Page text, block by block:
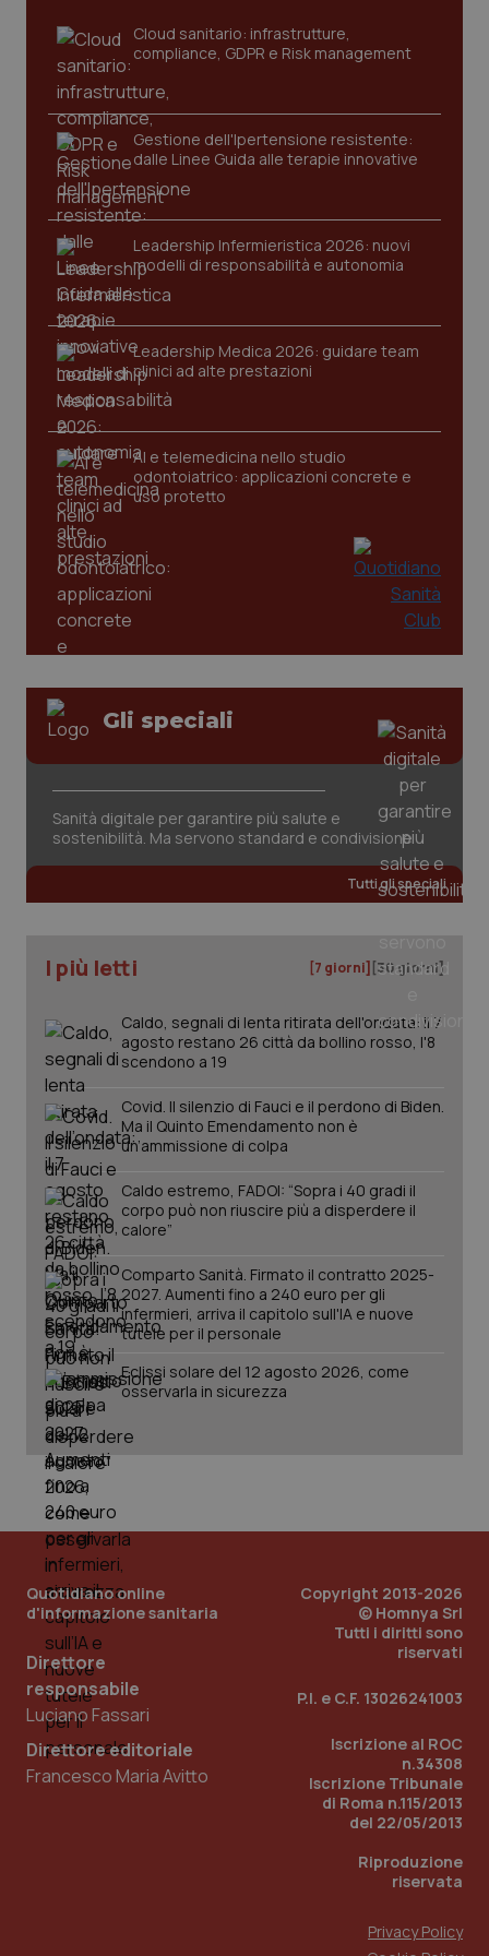
Cloud sanitario: infrastrutture,
compliance, GDPR e Risk management
Gestione dell'Ipertensione resistente:
dalle Linee Guida alle terapie innovative
Leadership Infermieristica 2026: nuovi
modelli di responsabilità e autonomia
Leadership Medica 2026: guidare team
clinici ad alte prestazioni
AI e telemedicina nello studio
odontoiatrico: applicazioni concrete e
uso protetto
Gli speciali
Sanità digitale per garantire più salute e
sostenibilità. Ma servono standard e condivisione
Tutti gli speciali
I più letti [7 giorni] [30 giorni]
Caldo, segnali di lenta ritirata dell'ondata: il 7
agosto restano 26 città da bollino rosso, l'8
scendono a 19
Covid. Il silenzio di Fauci e il perdono di Biden.
Ma il Quinto Emendamento non è
un’ammissione di colpa
Caldo estremo, FADOI: “Sopra i 40 gradi il
corpo può non riuscire più a disperdere il
calore”
Comparto Sanità. Firmato il contratto 2025-
2027. Aumenti fino a 240 euro per gli
infermieri, arriva il capitolo sull'IA e nuove
tutele per il personale
Eclissi solare del 12 agosto 2026, come
osservarla in sicurezza
Quotidiano online
d'informazione sanitaria
Direttore
responsabile
Luciano Fassari
Direttore editoriale
Francesco Maria Avitto
Copyright 2013-2026
© Homnya Srl
Tutti i diritti sono
riservati
P.I. e C.F. 13026241003
Iscrizione al ROC
n.34308
Iscrizione Tribunale
di Roma n.115/2013
del 22/05/2013
Riproduzione
riservata
Privacy Policy
protette del sito. Il sito web non è in grado di
funzionare correttamente senza questi cookie.
Nome
VISITOR_PRIVACY_METADATA
.youtube.com
CookieScriptConsent
CookieScript
tracking-enable
www.quotidianosanita.it
www.quotidianosanita.it
2
PHPSESSID
1